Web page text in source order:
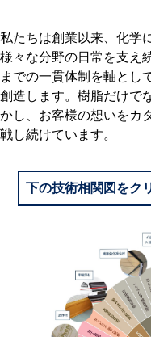
私たちは創業以来、化学
様々な分野の日常を支え
までの一貫体制を軸とし
創造します。樹脂だけで
かし、お客様の想いをカ
戦し続けています。
下の技術相関図をク